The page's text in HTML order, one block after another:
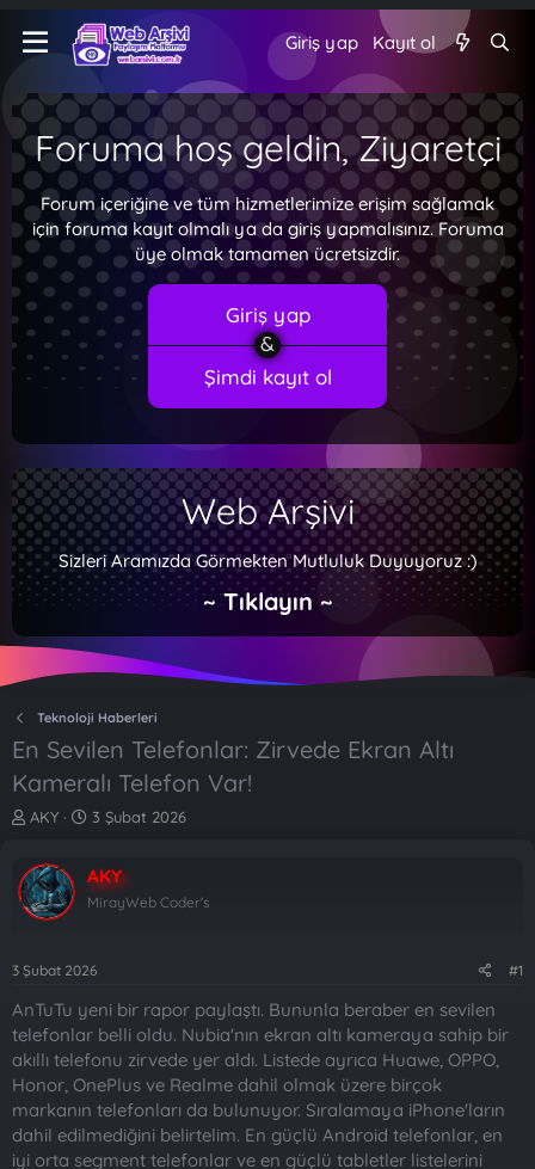
Giriş yap Kayıt ol
Foruma hoş geldin, Ziyaretçi
Forum içeriğine ve tüm hizmetlerimize erişim sağlamak
için foruma kayıt olmalı ya da giriş yapmalısınız. Foruma
üye olmak tamamen ücretsizdir.
Giriş yap
Şimdi kayıt ol
Web Arşivi
Sizleri Aramızda Görmekten Mutluluk Duyuyoruz :)
~ Tıklayın ~
Teknoloji Haberleri
En Sevilen Telefonlar: Zirvede Ekran Altı
Kameralı Telefon Var!
K
b
u
y
b
ş
l
a
a
n
AKY
B
l
a
ı
t
a
h
3 Şubat 2026
AKY
MirayWeb Coder's
3 Şubat 2026 #1
AnTuTu yeni bir rapor paylaştı. Bununla beraber en sevilen
telefonlar belli oldu. Nubia'nın ekran altı kameraya sahip bir
akıllı telefonu zirvede yer aldı. Listede ayrıca Huawe, OPPO,
Honor, OnePlus ve Realme dahil olmak üzere birçok
markanın telefonları da bulunuyor. Sıralamaya iPhone'ların
dahil edilmediğini belirtelim. En güçlü Android telefonlar, en
iyi orta segment telefonlar ve en güçlü tabletler listelerini